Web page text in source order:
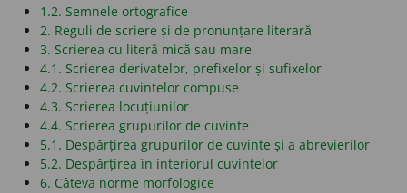
1.2. Semnele ortografice
2. Reguli de scriere și de pronunțare literară
3. Scrierea cu literă mică sau mare
4.1. Scrierea derivatelor, prefixelor și sufixelor
4.2. Scrierea cuvintelor compuse
4.3. Scrierea locuțiunilor
4.4. Scrierea grupurilor de cuvinte
5.1. Despărțirea grupurilor de cuvinte și a abrevierilor
5.2. Despărțirea în interiorul cuvintelor
6. Câteva norme morfologice